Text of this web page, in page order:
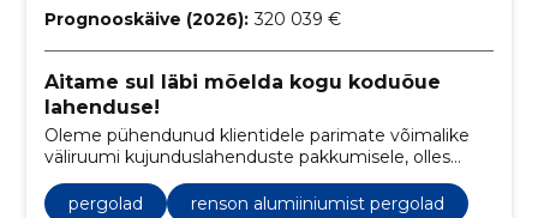
Prognooskäive (2026): 320 039 €
Aitame sul läbi mõelda kogu koduõue
lahenduse!
Oleme pühendunud klientidele parimate võimalike
väliruumi kujunduslahenduste pakkumisele, olles
usaldusväärne partner mugavuse, kvaliteedi ja stiili
loomisel koduõues.
pergolad
renson alumiiniumist pergolad